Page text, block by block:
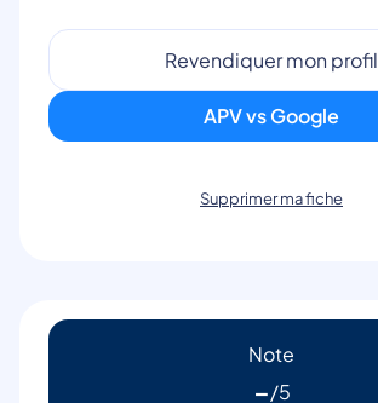
Revendiquer mon profil
APV vs Google
Supprimer ma fiche
Note
-